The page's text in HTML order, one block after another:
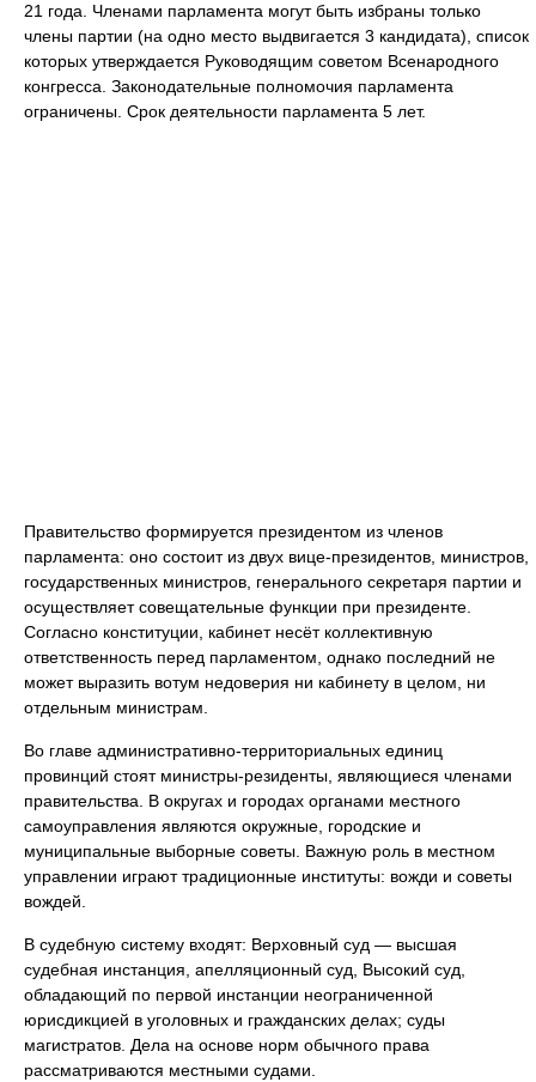
21 года. Членами парламента могут быть избраны только
члены партии (на одно место выдвигается 3 кандидата), список
которых утверждается Руководящим советом Всенародного
конгресса. Законодательные полномочия парламента
ограничены. Срок деятельности парламента 5 лет.
Правительство формируется президентом из членов
парламента: оно состоит из двух вице-президентов, министров,
государственных министров, генерального секретаря партии и
осуществляет совещательные функции при президенте.
Согласно конституции, кабинет несёт коллективную
ответственность перед парламентом, однако последний не
может выразить вотум недоверия ни кабинету в целом, ни
отдельным министрам.
Во главе административно-территориальных единиц
провинций стоят министры-резиденты, являющиеся членами
правительства. В округах и городах органами местного
самоуправления являются окружные, городские и
муниципальные выборные советы. Важную роль в местном
управлении играют традиционные институты: вожди и советы
вождей.
В судебную систему входят: Верховный суд — высшая
судебная инстанция, апелляционный суд, Высокий суд,
обладающий по первой инстанции неограниченной
юрисдикцией в уголовных и гражданских делах; суды
магистратов. Дела на основе норм обычного права
рассматриваются местными судами.